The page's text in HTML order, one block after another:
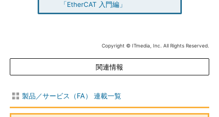
「EtherCAT 入門編」
Copyright © ITmedia, Inc. All Rights Reserved.
関連情報
製品／サービス（FA） 連載一覧